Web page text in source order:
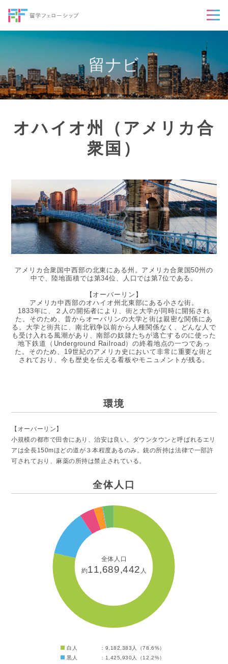
留ナビ
オハイオ州（アメリカ合
衆国）
アメリカ合衆国中西部の北東にある州。アメリカ合衆国50州の
中で、陸地面積では第34位、人口では第7位である。
【オーバーリン】
アメリカ中西部のオハイオ州北東部にある小さな街。
1833年に、２人の開拓者により、街と大学が同時に開拓され
た。そのため、昔からオーバリンの大学と街は親密な関係にあ
る。大学と街共に、南北戦争以前から人種関係なく、どんな人で
も受け入れる風潮があり、南部の奴隷たちが逃亡するのに使った
地下鉄道（Underground Railroad）の終着地点の一つであっ
た。そのため、19世紀のアメリカ史において非常に重要な街と
されており、今も歴史を伝える看板やモニュメントが残る。
環境
【オーバーリン】
小規模の都市で田舎にあり、治安は良い。ダウンタウンと呼ばれるエリ
アは全長150mほどの道が３本程度あるのみ。銃の所持は法律で一部許
可されており、麻薬の所持は禁止されている。
全体人口
全体人口
約11,689,442 人
白人
：9,182,383人（78.6%）
黒人
：1,425,930人（12.2%）